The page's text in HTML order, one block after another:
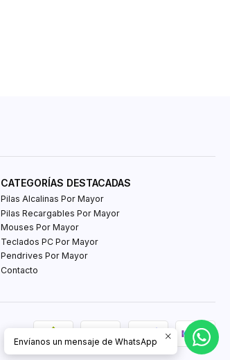
CATEGORÍAS DESTACADAS
Pilas Alcalinas Por Mayor
Pilas Recargables Por Mayor
Mouses Por Mayor
Teclados PC Por Mayor
Pendrives Por Mayor
Contacto
Envíanos un mensaje de WhatsApp